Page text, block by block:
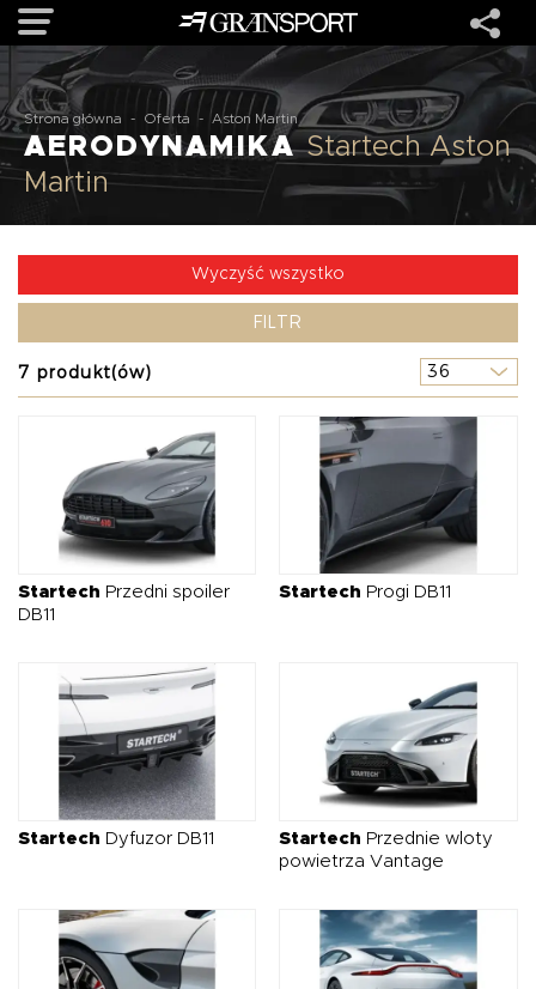
OFERTA
MARKI
O NAS
O NAS OFERTA ZOSTAŃ PARTNEREM
Strona główna - Oferta - Aston Martin
AERODYNAMIKAStartech Aston
Martin
Wyczyść wszystko
FILTR
7 produkt(ów)
Startech Przedni spoiler
DB11
Startech Progi DB11
Startech Dyfuzor DB11 Startech Przednie wloty
powietrza Vantage